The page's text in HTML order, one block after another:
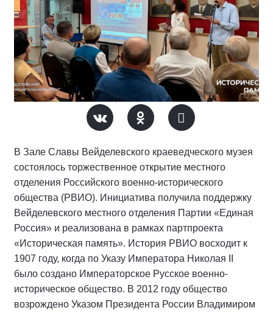
В Зале Славы Вейделевского краеведческого музея
состоялось торжественное открытие местного
отделения Российского военно-исторического
общества (РВИО). Инициатива получила поддержку
Вейделевского местного отделения Партии «Единая
Россия» и реализована в рамках партпроекта
«Историческая память». История РВИО восходит к
1907 году, когда по Указу Императора Николая II
было создано Императорское Русское военно-
историческое общество. В 2012 году общество
возрождено Указом Президента России Владимиром